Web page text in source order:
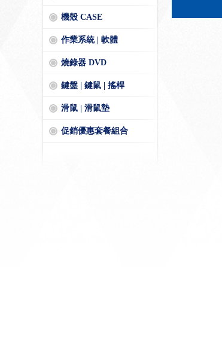
機殼 CASE
作業系統 | 軟體
燒錄器 DVD
鍵盤 | 鍵鼠 | 搖桿
滑鼠 | 滑鼠墊
促銷優惠套餐組合